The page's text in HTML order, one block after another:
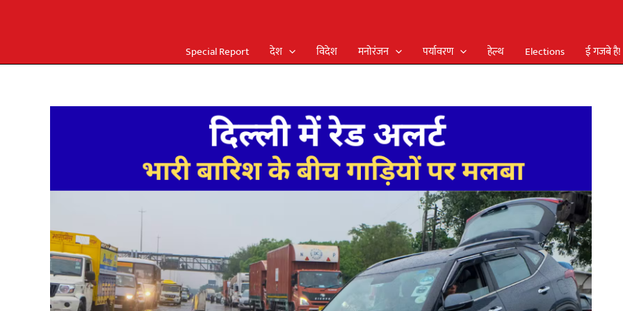
Special Report देश विदेश मनोरंजन पर्यावरण हेल्थ Elections ई गजबे है!